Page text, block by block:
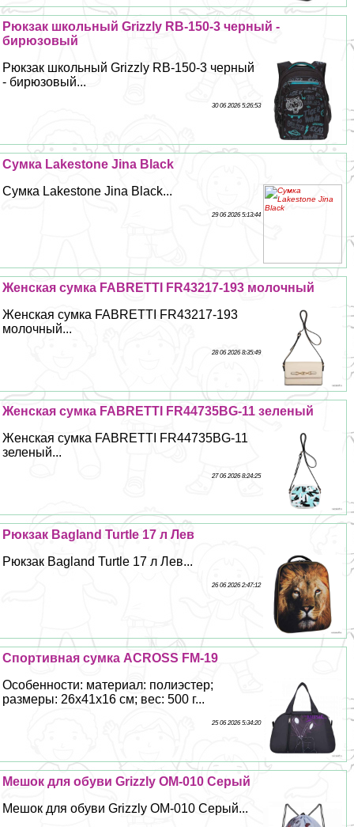
Рюкзак школьный Grizzly RB-150-3 черный -
бирюзовый
Рюкзак школьный Grizzly RB-150-3 черный
- бирюзовый...
30 06 2026 5:26:53
Сумка Lakestone Jina Black
Сумка Lakestone Jina Black...
29 06 2026 5:13:44
Женская сумка FABRETTI FR43217-193 молочный
Женская сумка FABRETTI FR43217-193
молочный...
28 06 2026 8:35:49
Женская сумка FABRETTI FR44735BG-11 зеленый
Женская сумка FABRETTI FR44735BG-11
зеленый...
27 06 2026 8:24:25
Рюкзак Bagland Turtle 17 л Лев
Рюкзак Bagland Turtle 17 л Лев...
26 06 2026 2:47:12
Спортивная сумка ACROSS FM-19
Особенности: материал: полиэстер;
размеры: 26х41х16 см; вес: 500 г...
25 06 2026 5:34:20
Мешок для обуви Grizzly OM-010 Серый
Мешок для обуви Grizzly OM-010 Серый...